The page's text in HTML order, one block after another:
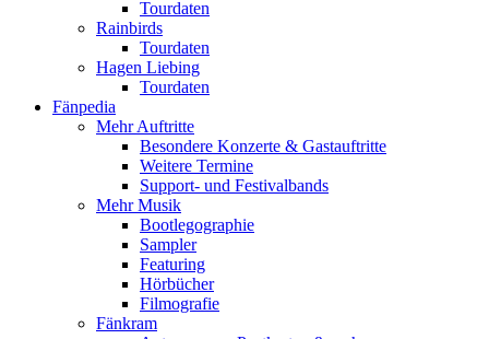
Tourdaten
Rainbirds
Tourdaten
Hagen Liebing
Tourdaten
Fänpedia
Mehr Auftritte
Besondere Konzerte & Gastauftritte
Weitere Termine
Support- und Festivalbands
Mehr Musik
Bootlegographie
Sampler
Featuring
Hörbücher
Filmografie
Fänkram